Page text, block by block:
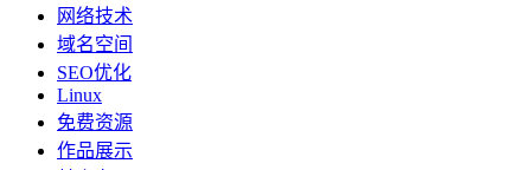
网络技术
域名空间
SEO优化
Linux
免费资源
作品展示